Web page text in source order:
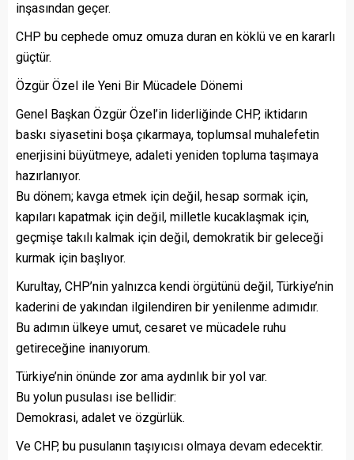
inşasından geçer.
CHP bu cephede omuz omuza duran en köklü ve en kararlı
güçtür.
Özgür Özel ile Yeni Bir Mücadele Dönemi
Genel Başkan Özgür Özel’in liderliğinde CHP, iktidarın
baskı siyasetini boşa çıkarmaya, toplumsal muhalefetin
enerjisini büyütmeye, adaleti yeniden topluma taşımaya
hazırlanıyor.
Bu dönem; kavga etmek için değil, hesap sormak için,
kapıları kapatmak için değil, milletle kucaklaşmak için,
geçmişe takılı kalmak için değil, demokratik bir geleceği
kurmak için başlıyor.
Kurultay, CHP’nin yalnızca kendi örgütünü değil, Türkiye’nin
kaderini de yakından ilgilendiren bir yenilenme adımıdır.
Bu adımın ülkeye umut, cesaret ve mücadele ruhu
getireceğine inanıyorum.
Türkiye’nin önünde zor ama aydınlık bir yol var.
Bu yolun pusulası ise bellidir:
Demokrasi, adalet ve özgürlük.
Ve CHP, bu pusulanın taşıyıcısı olmaya devam edecektir.